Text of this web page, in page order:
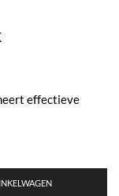
effectieve